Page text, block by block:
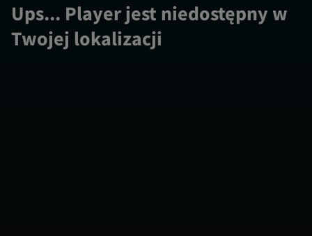
Ups... Player jest niedostępny w
Twojej lokalizacji